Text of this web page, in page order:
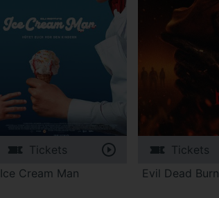
Tickets
Ice Cream Man
Tickets
Evil Dead Burn